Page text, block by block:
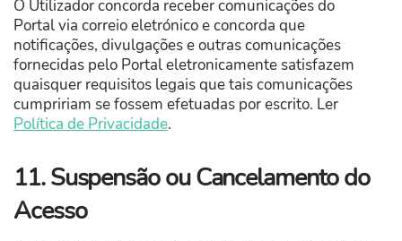
O Utilizador concorda receber comunicações do
Portal via correio eletrónico e concorda que
notificações, divulgações e outras comunicações
fornecidas pelo Portal eletronicamente satisfazem
quaisquer requisitos legais que tais comunicações
cumpririam se fossem efetuadas por escrito. Ler
Política de Privacidade.
11. Suspensão ou Cancelamento do
Acesso